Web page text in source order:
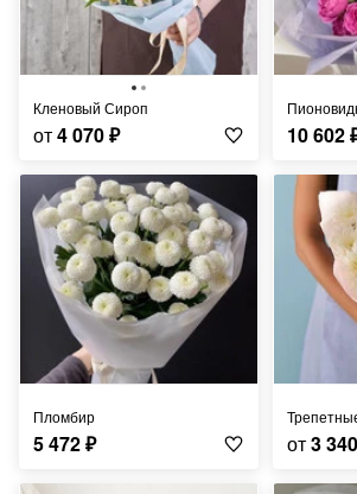
Кленовый Сироп
от4 070₽ 10 602
Пломбир
5 472₽ от3 340